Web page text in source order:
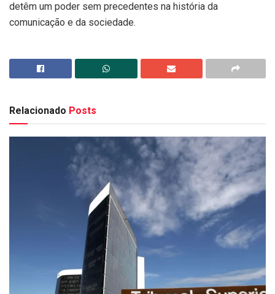
detêm um poder sem precedentes na história da
comunicação e da sociedade.
Relacionado Posts